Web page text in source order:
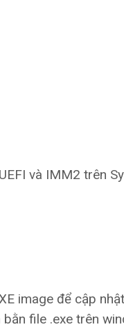
và IMM2 trên
image để cập nhật
file .exe trên